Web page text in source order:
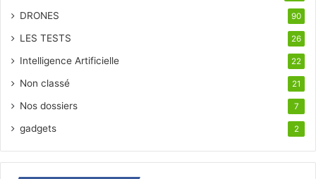
DRONES 90
LES TESTS 26
Intelligence Artificielle 22
Non classé 21
Nos dossiers 7
gadgets 2